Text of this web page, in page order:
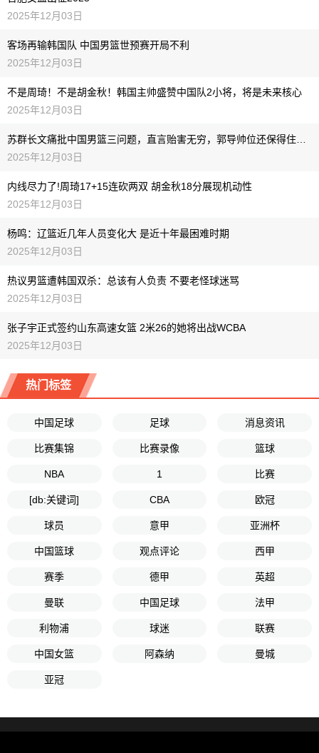
2025年12月03日
客场再输韩国队 中国男篮世预赛开局不利
2025年12月03日
不是周琦！不是胡金秋！韩国主帅盛赞中国队2小将，将是未来核心
2025年12月03日
2025年12月03日
内线尽力了!周琦17+15连砍两双 胡金秋18分展现机动性
2025年12月03日
杨鸣：辽篮近几年人员变化大 是近十年最困难时期
2025年12月03日
热议男篮遭韩国双杀：总该有人负责 不要老怪球迷骂
2025年12月03日
张子宇正式签约山东高速女篮 2米26的她将出战WCBA
2025年12月03日
热门标签
中国足球 足球 消息资讯
比赛集锦 比赛录像 篮球
NBA 1 比赛
[db:关键词] CBA 欧冠
球员 意甲 亚洲杯
中国篮球 观点评论 西甲
赛季 德甲 英超
曼联 中国足球 法甲
利物浦 球迷 联赛
中国女篮 阿森纳 曼城
亚冠